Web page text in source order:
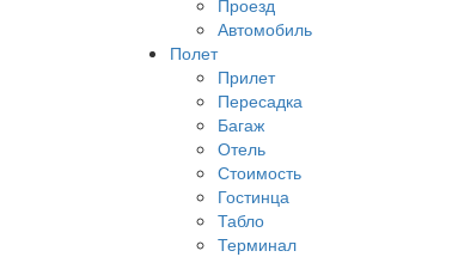
Проезд
Автомобиль
Полет
Прилет
Пересадка
Багаж
Отель
Стоимость
Гостинца
Табло
Терминал